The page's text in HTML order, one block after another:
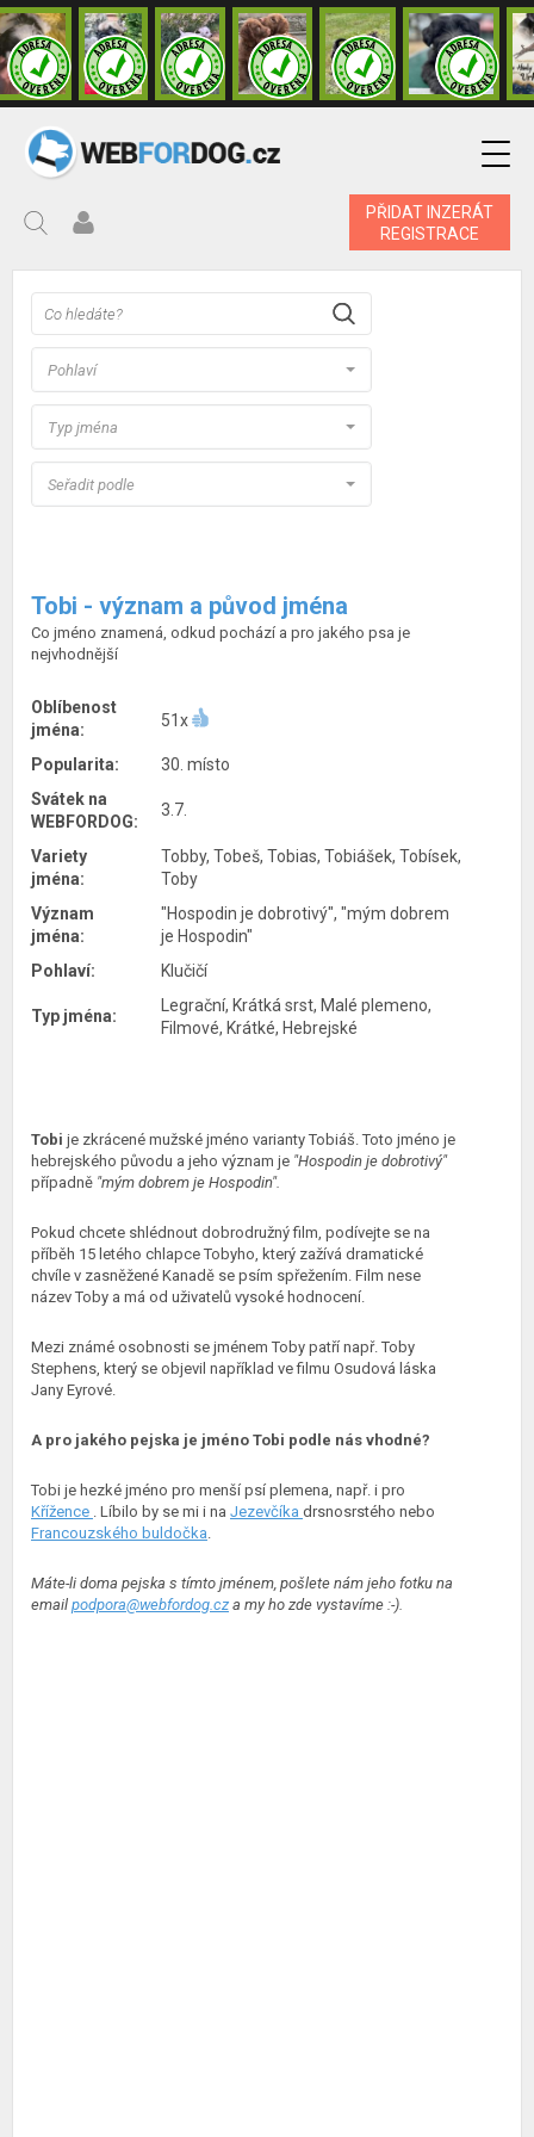
PŘIDAT INZERÁT
REGISTRACE
Pohlaví
Typ jména
Seřadit podle
Tobi - význam a původ jména
Co jméno znamená, odkud pochází a pro jakého psa je
nejvhodnější
Oblíbenost
jména:
51x
Popularita:
30. místo
Svátek na
WEBFORDOG:
3.7.
Variety
jména:
Tobby, Tobeš, Tobias, Tobiášek, Tobísek,
Toby
Význam
jména:
"Hospodin je dobrotivý", "mým dobrem
je Hospodin"
Pohlaví:
Klučičí
Typ jména:
Legrační, Krátká srst, Malé plemeno,
Filmové, Krátké, Hebrejské
Tobi je zkrácené mužské jméno varianty Tobiáš. Toto jméno je
hebrejského původu a jeho význam je "Hospodin je dobrotivý"
případně "mým dobrem je Hospodin".
Pokud chcete shlédnout dobrodružný film, podívejte se na
příběh 15 letého chlapce Tobyho, který zažívá dramatické
chvíle v zasněžené Kanadě se psím spřežením. Film nese
název Toby a má od uživatelů vysoké hodnocení.
Mezi známé osobnosti se jménem Toby patří např. Toby
Stephens, který se objevil například ve filmu Osudová láska
Jany Eyrové.
A pro jakého pejska je jméno Tobi podle nás vhodné?
Tobi je hezké jméno pro menší psí plemena, např. i pro
Křížence . Líbilo by se mi i na Jezevčíka drsnosrstého nebo
Francouzského buldočka.
Máte-li doma pejska s tímto jménem, pošlete nám jeho fotku na
email podpora@webfordog.cz a my ho zde vystavíme :-).